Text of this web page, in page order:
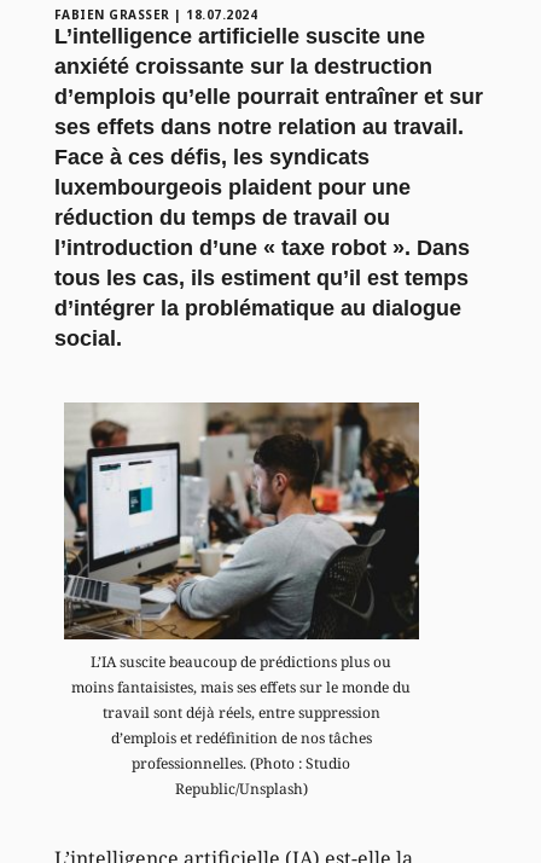
FABIEN GRASSER | 18.07.2024
L’intelligence artificielle suscite une
anxiété croissante sur la destruction
d’emplois qu’elle pourrait entraîner et sur
ses effets dans notre relation au travail.
Face à ces défis, les syndicats
luxembourgeois plaident pour une
réduction du temps de travail ou
l’introduction d’une « taxe robot ». Dans
tous les cas, ils estiment qu’il est temps
d’intégrer la problématique au dialogue
social.
L’IA suscite beaucoup de prédictions plus ou
moins fantaisistes, mais ses effets sur le monde du
travail sont déjà réels, entre suppression
d’emplois et redéfinition de nos tâches
professionnelles. (Photo : Studio
Republic/Unsplash)